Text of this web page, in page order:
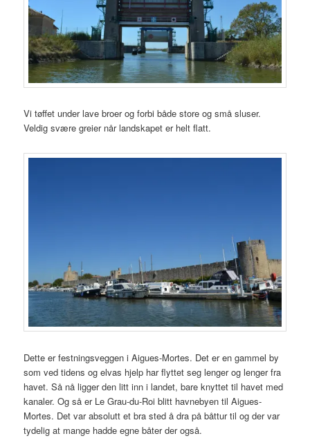
Vi tøffet under lave broer og forbi både store og små sluser.
Veldig svære greier når landskapet er helt flatt.
Dette er festningsveggen i Aigues-Mortes. Det er en gammel by
som ved tidens og elvas hjelp har flyttet seg lenger og lenger fra
havet. Så nå ligger den litt inn i landet, bare knyttet til havet med
kanaler. Og så er Le Grau-du-Roi blitt havnebyen til Aigues-
Mortes. Det var absolutt et bra sted å dra på båttur til og der var
tydelig at mange hadde egne båter der også.